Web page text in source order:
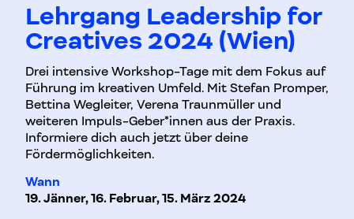
Lehrgang Leadership for
Creatives 2024 (Wien)
Drei intensive Workshop-Tage mit dem Fokus auf
Führung im kreativen Umfeld. Mit Stefan Promper,
Bettina Wegleiter, Verena Traunmüller und
weiteren Impuls-Geber*innen aus der Praxis.
Informiere dich auch jetzt über deine
Fördermöglichkeiten.
Wann
19. Jänner, 16. Februar, 15. März 2024